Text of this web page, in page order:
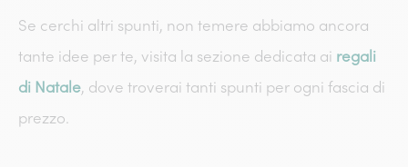
Se cerchi altri spunti, non temere abbiamo ancora
tante idee per te, visita la sezione dedicata ai regali
di Natale, dove troverai tanti spunti per ogni fascia di
prezzo.